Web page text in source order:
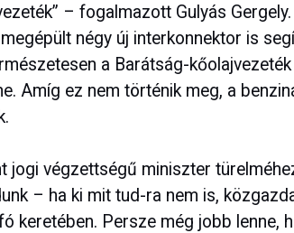
– fogalmazott Gulyás
négy új interkonnektor is
a Barátság-
Amíg ez nem történik meg, a
jogi végzettségű miniszter
– ha ki mit tud-ra nem is,
keretében. Persze még jobb lenne,